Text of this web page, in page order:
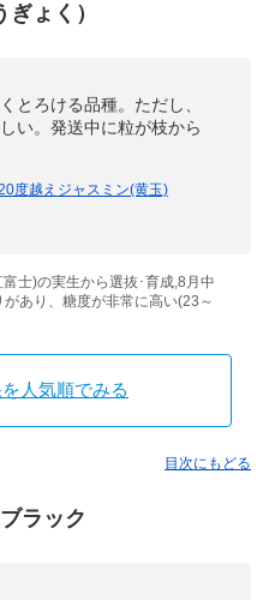
ょく）
とろける品種。ただし、
い。発送中に粒が枝から
度越えジャスミン(黄玉)
士)の実生から選抜･育成,8月中
あり、糖度が非常に高い(23～
人気順でみる
目次にもどる
ラック